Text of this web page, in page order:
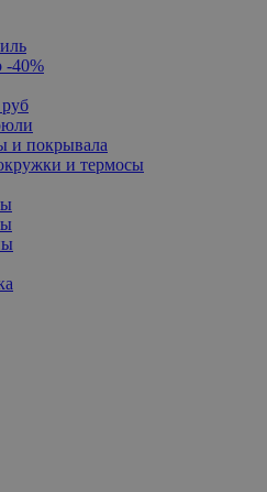
-40%
и покрывала
и термосы